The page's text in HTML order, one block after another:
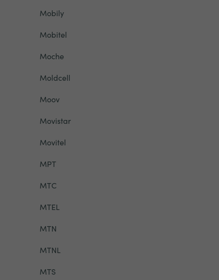
Mobily
Mobitel
Moche
Moldcell
Moov
Movistar
Movitel
MPT
MTC
MTEL
MTN
MTNL
MTS